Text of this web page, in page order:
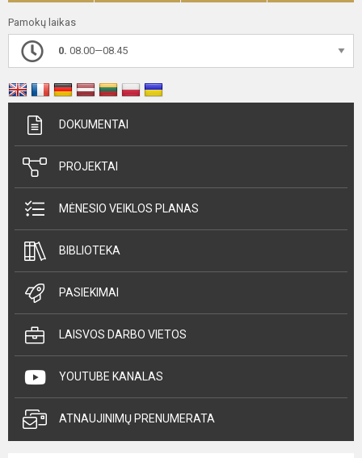
Pamokų laikas
0. 08.00—08.45
DOKUMENTAI
PROJEKTAI
MĖNESIO VEIKLOS PLANAS
BIBLIOTEKA
PASIEKIMAI
LAISVOS DARBO VIETOS
YOUTUBE KANALAS
ATNAUJINIMŲ PRENUMERATA